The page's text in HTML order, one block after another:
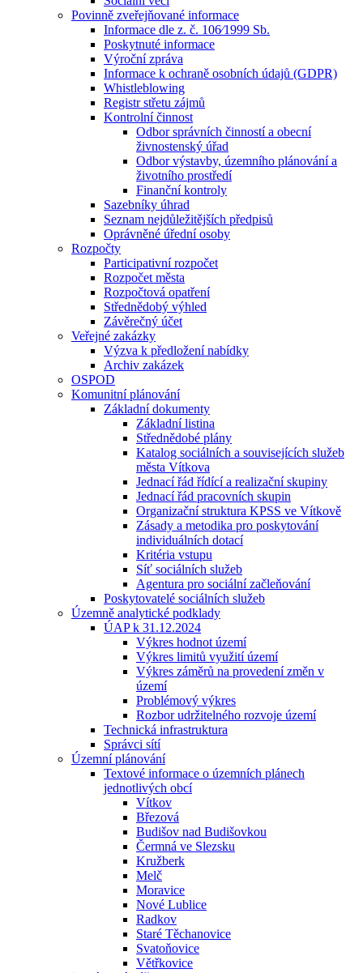
Povinně zveřejňované informace
Informace dle z. č. 106⁄1999 Sb.
Poskytnuté informace
Výroční zpráva
Informace k ochraně osobních údajů (GDPR)
Whistleblowing
Registr střetu zájmů
Kontrolní činnost
Odbor správních činností a obecní
živnostenský úřad
Odbor výstavby, územního plánování a
životního prostředí
Finanční kontroly
Sazebníky úhrad
Seznam nejdůležitějších předpisů
Oprávněné úřední osoby
Rozpočty
Participativní rozpočet
Rozpočet města
Rozpočtová opatření
Střednědobý výhled
Závěrečný účet
Veřejné zakázky
Výzva k předložení nabídky
Archiv zakázek
OSPOD
Komunitní plánování
Základní dokumenty
Základní listina
Střednědobé plány
Katalog sociálních a souvisejících služeb
města Vítkova
Jednací řád řídící a realizační skupiny
Jednací řád pracovních skupin
Organizační struktura KPSS ve Vítkově
Zásady a metodika pro poskytování
individuálních dotací
Kritéria vstupu
Síť sociálních služeb
Agentura pro sociální začleňování
Poskytovatelé sociálních služeb
Územně analytické podklady
ÚAP k 31.12.2024
Výkres hodnot území
Výkres limitů využití území
Výkres záměrů na provedení změn v
území
Problémový výkres
Rozbor udržitelného rozvoje území
Technická infrastruktura
Správci sítí
Územní plánování
Textové informace o územních plánech
jednotlivých obcí
Vítkov
Březová
Budišov nad Budišovkou
Čermná ve Slezsku
Kružberk
Melč
Moravice
Nové Lublice
Radkov
Staré Těchanovice
Svatoňovice
Větřkovice